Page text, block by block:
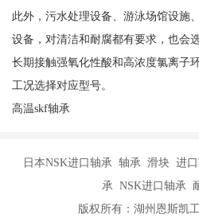
此外，污水处理设备、游泳场馆设施
设备，对清洁和耐腐都有要求，也会
长期接触强氧化性酸和高浓度氯离子
工况选择对应型号。
高温skf轴承
日本NSK进口轴承 轴承 滑块 进
承 NSK进口轴承
版权所有：湖州恩斯凯